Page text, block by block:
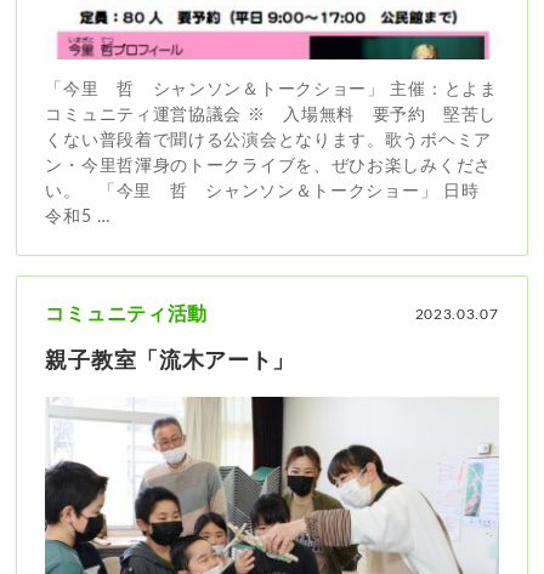
「今里 哲 シャンソン＆トークショー」 ​主催：とよま
コミュニティ運営協議会 ※ 入場無料 要予約 ​ ​ 堅苦し
くない普段着で聞ける公演会となります。歌うボヘミア
ン・今里哲渾身のトークライブを、ぜひお楽しみくださ
い。 ​ ​ 「今里 哲 シャンソン＆トークショー」 日時
令和5 …
2023.03.07
コミュニティ活動
親子教室「流木アート」